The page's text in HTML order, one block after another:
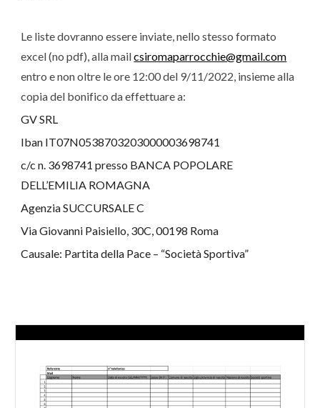
Le liste dovranno essere inviate, nello stesso formato
excel (no pdf), alla mail csiromaparrocchie@gmail.com
entro e non oltre le ore 12:00 del 9/11/2022, insieme alla
copia del bonifico da effettuare a:
GV SRL
Iban IT07N0538703203000003698741
c/c n. 3698741 presso BANCA POPOLARE
DELL’EMILIA ROMAGNA
Agenzia SUCCURSALE C
Via Giovanni Paisiello, 30C, 00198 Roma
Causale: Partita della Pace – “Società Sportiva”